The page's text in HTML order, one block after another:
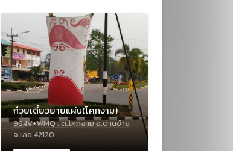
ก๋วยเตี๋ยวยายแผ่น(โคกงาม)
964V+WMQ , ต.โคกงาม อ.ด่านซ้าย
จ.เลย 42120